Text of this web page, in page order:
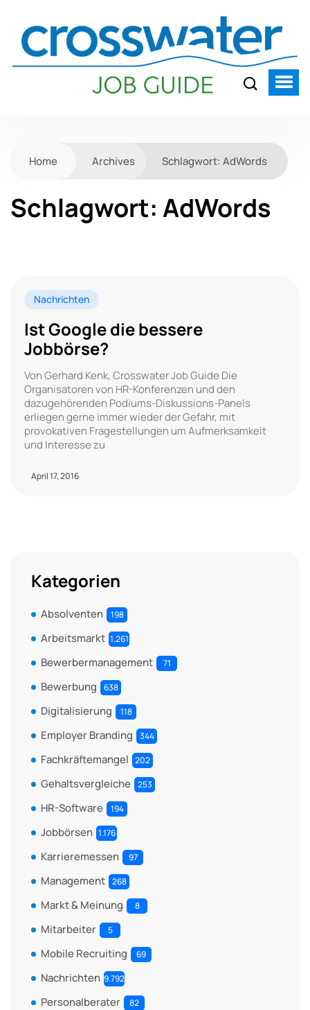
Home Archives Schlagwort: AdWords
Schlagwort: AdWords
Nachrichten
Ist Google die bessere
Jobbörse?
Von Gerhard Kenk, Crosswater Job Guide Die
Organisatoren von HR-Konferenzen und den
dazugehörenden Podiums-Diskussions-Panels
erliegen gerne immer wieder der Gefahr, mit
provokativen Fragestellungen um Aufmerksamkeit
und Interesse zu
April 17, 2016
Kategorien
Absolventen 198
Arbeitsmarkt 1.261
Bewerbermanagement 71
Bewerbung 638
Digitalisierung 118
Employer Branding 344
Fachkräftemangel 202
Gehaltsvergleiche 253
HR-Software 194
Jobbörsen 1.176
Karrieremessen 97
Management 268
Markt & Meinung 8
Mitarbeiter 5
Mobile Recruiting 69
Nachrichten 9.792
Personalberater 82